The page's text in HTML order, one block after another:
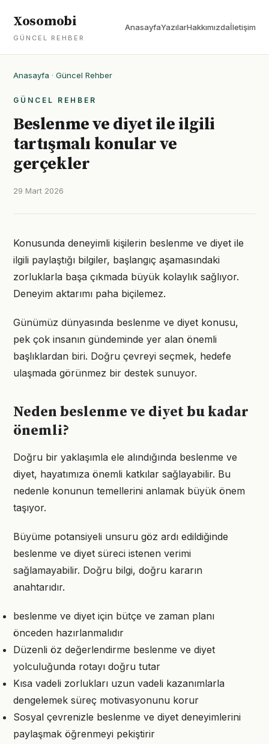
Xosomobi
GÜNCEL REHBER
AnasayfaYazılarHakkımızdaİletişim
Anasayfa · Güncel Rehber
GÜNCEL REHBER
Beslenme ve diyet ile ilgili
tartışmalı konular ve
gerçekler
29 Mart 2026
Konusunda deneyimli kişilerin beslenme ve diyet ile
ilgili paylaştığı bilgiler, başlangıç aşamasındaki
zorluklarla başa çıkmada büyük kolaylık sağlıyor.
Deneyim aktarımı paha biçilemez.
Günümüz dünyasında beslenme ve diyet konusu,
pek çok insanın gündeminde yer alan önemli
başlıklardan biri. Doğru çevreyi seçmek, hedefe
ulaşmada görünmez bir destek sunuyor.
Neden beslenme ve diyet bu kadar
önemli?
Doğru bir yaklaşımla ele alındığında beslenme ve
diyet, hayatımıza önemli katkılar sağlayabilir. Bu
nedenle konunun temellerini anlamak büyük önem
taşıyor.
Büyüme potansiyeli unsuru göz ardı edildiğinde
beslenme ve diyet süreci istenen verimi
sağlamayabilir. Doğru bilgi, doğru kararın
anahtarıdır.
beslenme ve diyet için bütçe ve zaman planı
önceden hazırlanmalıdır
Düzenli öz değerlendirme beslenme ve diyet
yolculuğunda rotayı doğru tutar
Kısa vadeli zorlukları uzun vadeli kazanımlarla
dengelemek süreç motivasyonunu korur
Sosyal çevrenizle beslenme ve diyet deneyimlerini
paylaşmak öğrenmeyi pekiştirir